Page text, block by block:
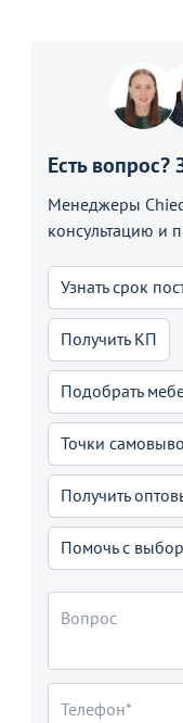
Есть вопрос?
Менеджеры
консультацию и
Узнать срок
Получить КП
Подобрать
Точки
Получить
Помочь с